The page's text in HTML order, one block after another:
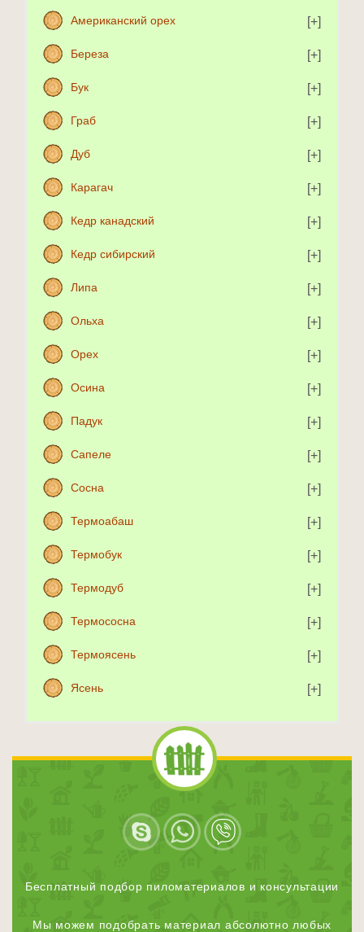
Американский орех
Береза
Бук
Граб
Дуб
Карагач
Кедр канадский
Кедр сибирский
Липа
Ольха
Орех
Осина
Падук
Сапеле
Сосна
Термоабаш
Термобук
Термодуб
Термососна
Термоясень
Ясень
Бесплатный подбор пиломатериалов и консультации
Мы можем подобрать материал абсолютно любых